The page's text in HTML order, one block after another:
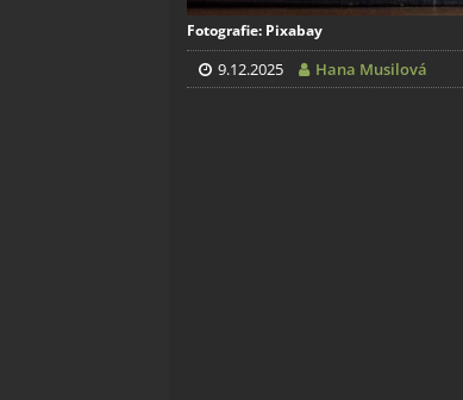
Fotografie: Pixabay
9.12.2025 Hana Musilová